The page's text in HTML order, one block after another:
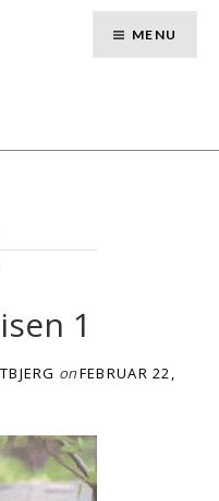
MENU
1
onFEBRUAR 22,